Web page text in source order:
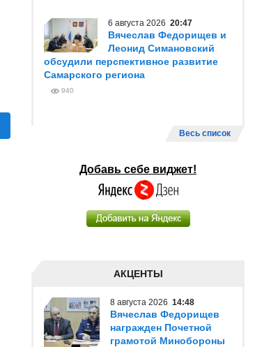
6 августа 2026 20:47
Вячеслав Федорищев и
Леонид Симановский
обсудили перспективное развитие
Самарского региона
940
Весь список
Добавь себе виджет!
АКЦЕНТЫ
8 августа 2026 14:48
Вячеслав Федорищев
награжден Почетной
грамотой Минобороны